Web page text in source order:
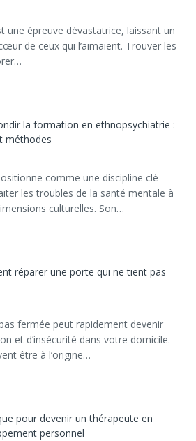
une épreuve dévastatrice, laissant un
de ceux qui l’aimaient. Trouver les
la formation en ethnopsychiatrie :
méthodes
comme une discipline clé
les troubles de la santé mentale à
culturelles. Son…
réparer une porte qui ne tient pas
fermée peut rapidement devenir
et d’insécurité dans votre domicile.
être à l’origine…
pour devenir un thérapeute en
personnel